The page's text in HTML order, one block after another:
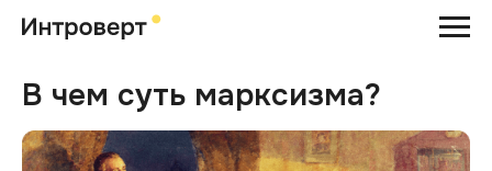
В чем суть марксизма?